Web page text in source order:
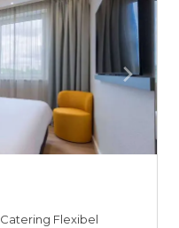
Catering Flexibel